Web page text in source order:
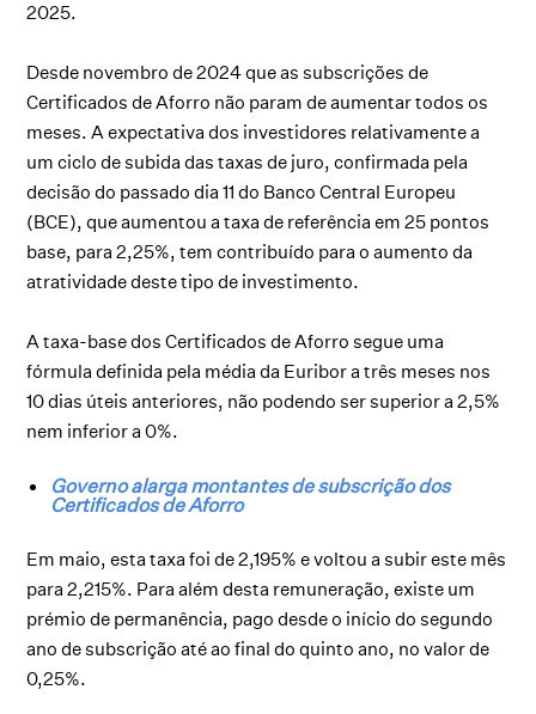
2025.
Desde novembro de 2024 que as subscrições de
Certificados de Aforro não param de aumentar todos os
meses. A expectativa dos investidores relativamente a
um ciclo de subida das taxas de juro, confirmada pela
decisão do passado dia 11 do Banco Central Europeu
(BCE), que aumentou a taxa de referência em 25 pontos
base, para 2,25%, tem contribuído para o aumento da
atratividade deste tipo de investimento.
A taxa-base dos Certificados de Aforro segue uma
fórmula definida pela média da Euribor a três meses nos
10 dias úteis anteriores, não podendo ser superior a 2,5%
nem inferior a 0%.
Governo alarga montantes de subscrição dos
Certificados de Aforro
Em maio, esta taxa foi de 2,195% e voltou a subir este mês
para 2,215%. Para além desta remuneração, existe um
prémio de permanência, pago desde o início do segundo
ano de subscrição até ao final do quinto ano, no valor de
0,25%.